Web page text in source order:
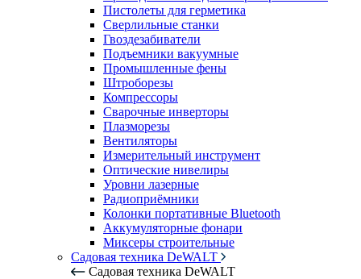
Пистолеты для герметика
Сверлильные станки
Гвоздезабиватели
Подъемники вакуумные
Промышленные фены
Штроборезы
Компрессоры
Сварочные инверторы
Плазморезы
Вентиляторы
Измерительный инструмент
Оптические нивелиры
Уровни лазерные
Радиоприёмники
Колонки портативные Bluetooth
Аккумуляторные фонари
Миксеры строительные
Садовая техника DeWALT
Садовая техника DeWALT